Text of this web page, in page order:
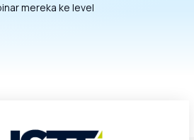
mereka ke level